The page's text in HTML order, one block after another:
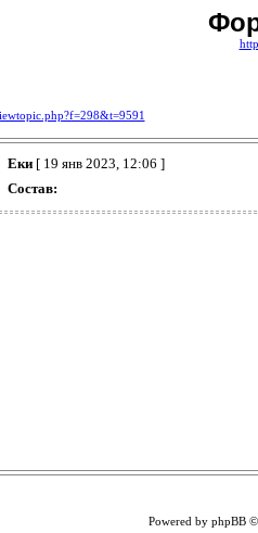
Еки[ 19 янв 2023, 12:06 ]
Состав:
Powered by phpBB